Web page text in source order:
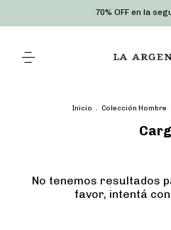
70% OFF en la
Inicio . Colección Hombre
No tenemos resultados
favor, intentá